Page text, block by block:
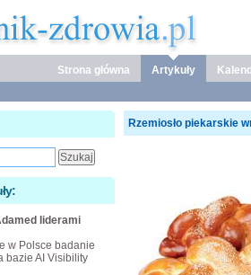
Strona główna Artykuły
Rzemiosło piekarskie
liderami
w Polsce badanie
bazie AI Visibility